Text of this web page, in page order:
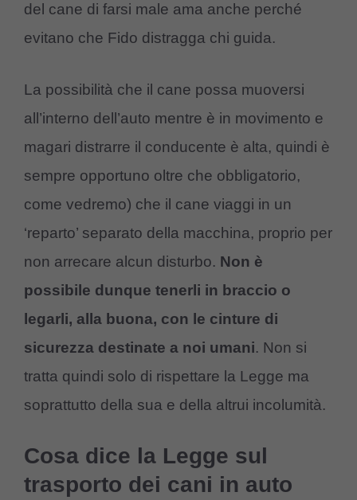
del cane di farsi male ama anche perché
evitano che Fido distragga chi guida.
La possibilità che il cane possa muoversi
all’interno dell’auto mentre è in movimento e
magari distrarre il conducente è alta, quindi è
sempre opportuno oltre che obbligatorio,
come vedremo) che il cane viaggi in un
‘reparto’ separato della macchina, proprio per
non arrecare alcun disturbo. Non è
possibile dunque tenerli in braccio o
legarli, alla buona, con le cinture di
sicurezza destinate a noi umani. Non si
tratta quindi solo di rispettare la Legge ma
soprattutto della sua e della altrui incolumità.
Cosa dice la Legge sul
trasporto dei cani in auto